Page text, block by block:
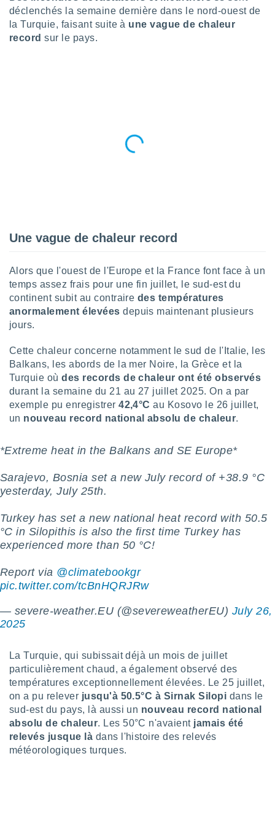
et
»,
au
en
de
à
le
des
de
web.
les
de
vous
notre
que
déclenchés la semaine dernière dans le nord-ouest de
la Turquie, faisant suite à une vague de chaleur
record sur le pays.
Une vague de chaleur record
Alors que l'ouest de l'Europe et la France font face à un
temps assez frais pour une fin juillet, le sud-est du
continent subit au contraire des températures
anormalement élevées depuis maintenant plusieurs
jours.
Cette chaleur concerne notamment le sud de l'Italie, les
Balkans, les abords de la mer Noire, la Grèce et la
Turquie où des records de chaleur ont été observés
durant la semaine du 21 au 27 juillet 2025. On a par
exemple pu enregistrer42,4°C au Kosovo le 26 juillet,
un nouveau record national absolu de chaleur.
*Extreme heat in the Balkans and SE Europe*
Sarajevo, Bosnia set a new July record of +38.9 °C
yesterday, July 25th.
Turkey has set a new national heat record with 50.5
°C in Silopithis is also the first time Turkey has
experienced more than 50 °C!
Report via @climatebookgr
pic.twitter.com/tcBnHQRJRw
— severe-weather.EU (@severeweatherEU) July 26,
2025
La Turquie, qui subissait déjà un mois de juillet
particulièrement chaud, a également observé des
températures exceptionnellement élevées. Le 25 juillet,
on a pu relever jusqu'à 50.5°C à Sirnak Silopi dans le
sud-est du pays, là aussi un nouveau record national
absolu de chaleur. Les 50°C n'avaientjamais été
relevés jusque là dans l'histoire des relevés
météorologiques turques.